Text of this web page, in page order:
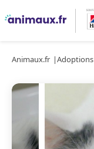
Animaux.fr Adoptions